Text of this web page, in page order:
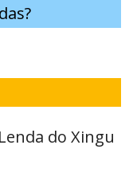
do Xingu